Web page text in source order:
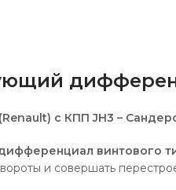
с КПП JH3 –
винтового
и совершать